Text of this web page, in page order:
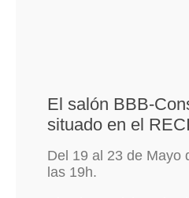
El salón BBB-
situado en el
Del 19 al 23 de Mayo
las 19h.